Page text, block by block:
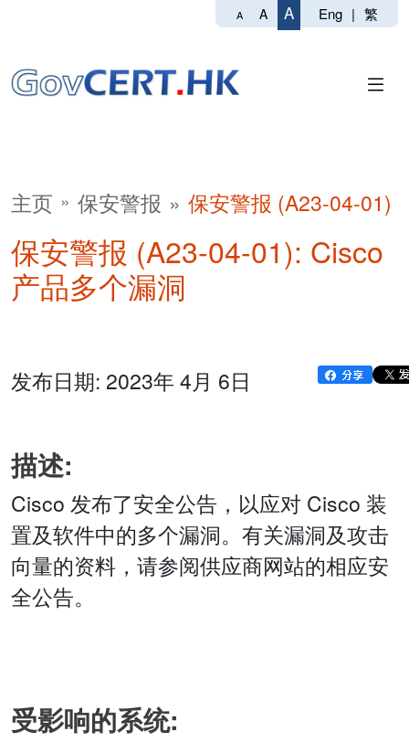
A A A Eng | 繁
主页 保安警报 保安警报 (A23-04-01)
保安警报 (A23-04-01): Cisco
产品多个漏洞
发布日期: 2023年 4月 6日
描述:
Cisco 发布了安全公告，以应对 Cisco 装
置及软件中的多个漏洞。有关漏洞及攻击
向量的资料，请参阅供应商网站的相应安
全公告。
受影响的系统: